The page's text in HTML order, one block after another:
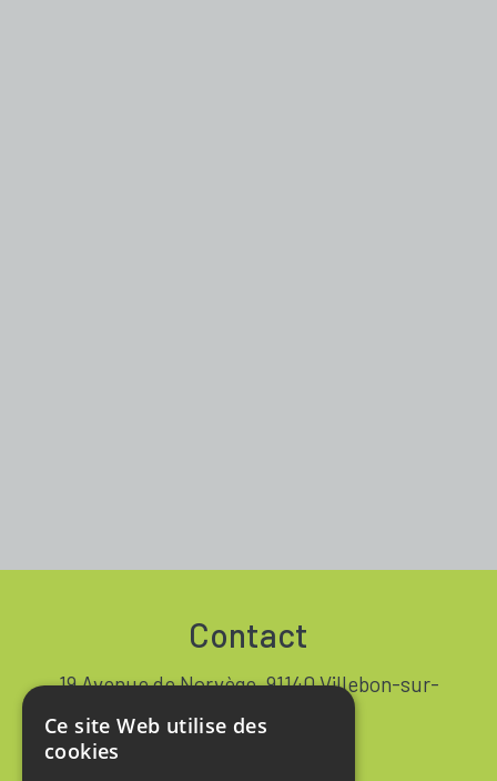
Contact
19 Avenue de Norvège, 91140 Villebon-sur-
+33 1 64 53 37 90
Ce site Web utilise des
cookies